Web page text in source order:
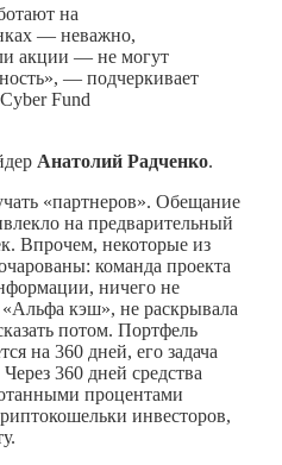
на
— неважно,
акции — не могут
— подчеркивает
Fund
Анатолий Радченко.
«партнеров». Обещание
на предварительный
Впрочем, некоторые из
команда проекта
ничего не
кэш», не раскрывала
потом. Портфель
на 360 дней, его задача
360 дней средства
процентами
инвесторов,